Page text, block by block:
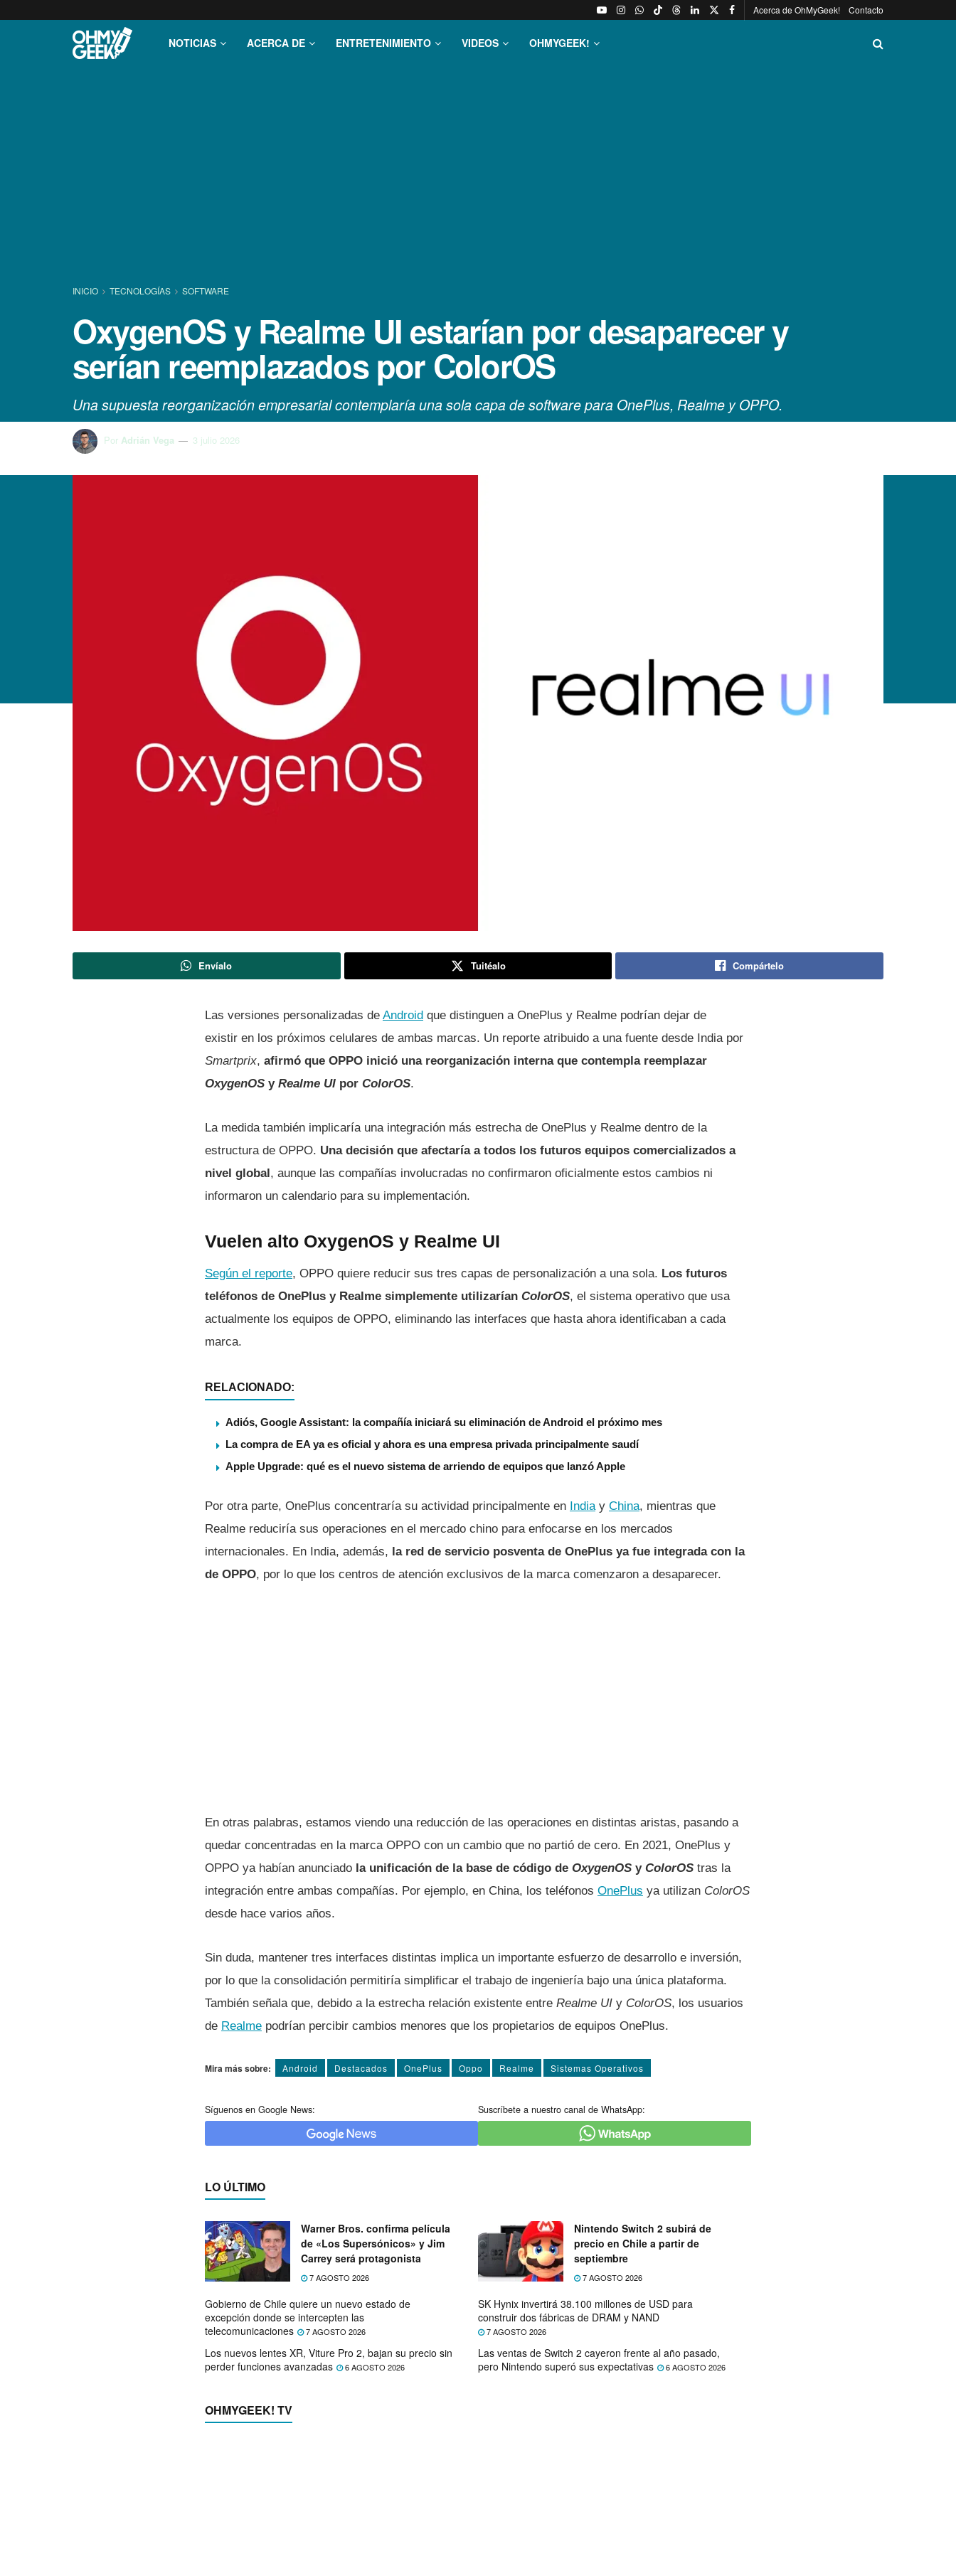
Acerca de OhMyGeek! Contacto
NOTICIAS ACERCA DE ENTRETENIMIENTO VIDEOS OHMYGEEK!
INICIO TECNOLOGÍ­AS SOFTWARE
OxygenOS y Realme UI estarían por desaparecer y
serían reemplazados por ColorOS
Una supuesta reorganización empresarial contemplaría una sola capa de software para OnePlus, Realme y OPPO.
Por Adrián Vega 3 julio 2026
Envíalo Tuitéalo Compártelo
Las versiones personalizadas de Android que distinguen a OnePlus y Realme podrían dejar de
existir en los próximos celulares de ambas marcas. Un reporte atribuido a una fuente desde India por
Smartprix, afirmó que OPPO inició una reorganización interna que contempla reemplazar
OxygenOS y Realme UI por ColorOS.
La medida también implicaría una integración más estrecha de OnePlus y Realme dentro de la
estructura de OPPO. Una decisión que afectaría a todos los futuros equipos comercializados a
nivel global, aunque las compañías involucradas no confirmaron oficialmente estos cambios ni
informaron un calendario para su implementación.
Vuelen alto OxygenOS y Realme UI
Según el reporte, OPPO quiere reducir sus tres capas de personalización a una sola. Los futuros
teléfonos de OnePlus y Realme simplemente utilizarían ColorOS, el sistema operativo que usa
actualmente los equipos de OPPO, eliminando las interfaces que hasta ahora identificaban a cada
marca.
RELACIONADO:
Adiós, Google Assistant: la compañía iniciará su eliminación de Android el próximo mes
La compra de EA ya es oficial y ahora es una empresa privada principalmente saudí
Apple Upgrade: qué es el nuevo sistema de arriendo de equipos que lanzó Apple
Por otra parte, OnePlus concentraría su actividad principalmente en Indiay China, mientras que
Realme reduciría sus operaciones en el mercado chino para enfocarse en los mercados
internacionales. En India, además, la red de servicio posventa de OnePlus ya fue integrada con la
de OPPO, por lo que los centros de atención exclusivos de la marca comenzaron a desaparecer.
En otras palabras, estamos viendo una reducción de las operaciones en distintas aristas, pasando a
quedar concentradas en la marca OPPO con un cambio que no partió de cero. En 2021, OnePlus y
OPPO ya habían anunciado la unificación de la base de código de OxygenOS y ColorOS tras la
integración entre ambas compañías. Por ejemplo, en China, los teléfonos OnePlus ya utilizan ColorOS
desde hace varios años.
Sin duda, mantener tres interfaces distintas implica un importante esfuerzo de desarrollo e inversión,
por lo que la consolidación permitiría simplificar el trabajo de ingeniería bajo una única plataforma.
También señala que, debido a la estrecha relación existente entre Realme UI y ColorOS, los usuarios
de Realme podrían percibir cambios menores que los propietarios de equipos OnePlus.
Mira más sobre: Android Destacados OnePlus Oppo Realme Sistemas Operativos
Síguenos en Google News: Suscríbete a nuestro canal de WhatsApp:
LO ÚLTIMO
Warner Bros. confirma película
de «Los Supersónicos» y Jim
Carrey será protagonista
7 AGOSTO 2026
Nintendo Switch 2 subirá de
precio en Chile a partir de
septiembre
7 AGOSTO 2026
Gobierno de Chile quiere un nuevo estado de
excepción donde se intercepten las
telecomunicaciones
7 AGOSTO 2026
SK Hynix invertirá 38.100 millones de USD para
construir dos fábricas de DRAM y NAND
7 AGOSTO 2026
Los nuevos lentes XR, Viture Pro 2, bajan su precio sin
perder funciones avanzadas
6 AGOSTO 2026
Las ventas de Switch 2 cayeron frente al año pasado,
pero Nintendo superó sus expectativas
6 AGOSTO 2026
OHMYGEEK! TV